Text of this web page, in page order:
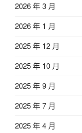
2026 年 3 月
2026 年 1 月
2025 年 12 月
2025 年 10 月
2025 年 9 月
2025 年 7 月
2025 年 4 月